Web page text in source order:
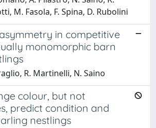
M. Fasola, F. Spina, D. Rubolini
in competitive
monomorphic barn
R. Martinelli, N. Saino
colour, but not
predict condition and
nestlings